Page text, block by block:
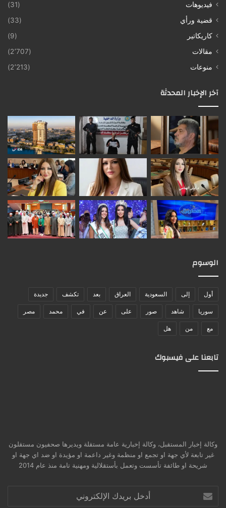
فيديوهات
(31)
قضية ورأي
(33)
كاريكاتير
(9)
مقالات
(2٬707)
منوعات
(2٬213)
آخر الإخبار المحدثة
الوسوم
أول إلى السعودية العراق بعد تكشف جديدة
سوريا شاهد صور على عن في محمد مصر
مع من هل
تابعنا على فيسبوك
وكالة إخبار المستقبل، وكالة إخبارية عامة مستقلة ويديرها صحفيون مستقلون
غير تابعة لأي جهة او تجمع او منظمة وغير داعمة او مؤيدة او ضد اي جهة او
شريحة او طائفة تأسست وتعمل بأستقلالية ومهنية تامة منذ عام 2014
بريدك